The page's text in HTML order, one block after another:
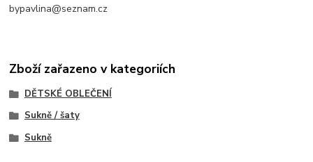
bypavlina@seznam.cz
Zboží zařazeno v kategoriích
DĚTSKÉ OBLEČENÍ
Sukně / šaty
Sukně